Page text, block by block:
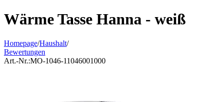
Wärme Tasse Hanna - weiß
Homepage/Haushalt/
Bewertungen
Art.-Nr.:MO-1046-11046001000